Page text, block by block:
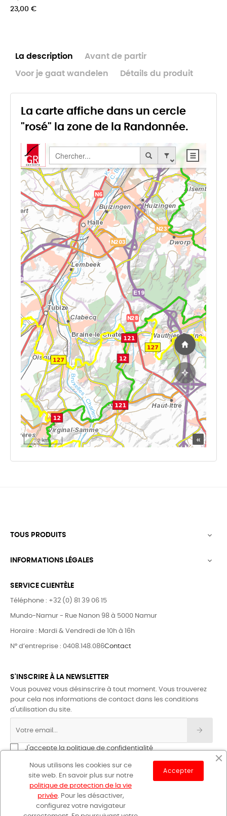
Prix
23,00 €
La description Avant de partir
Voor je gaat wandelen Détails du produit
La carte affiche dans un cercle
"rosé" la zone de la Randonnée.
TOUS PRODUITS 
INFORMATIONS LÉGALES 
SERVICE CLIENTÈLE
Téléphone : +32 (0) 81 39 06 15
Mundo-Namur - Rue Nanon 98 à 5000 Namur
Horaire : Mardi & Vendredi de 10h à 16h
N° d’entreprise : 0408.148.086Contact
S'INSCRIRE À LA NEWSLETTER
Vous pouvez vous désinscrire à tout moment. Vous trouverez
pour cela nos informations de contact dans les conditions
d'utilisation du site.
J'accepte la politique de confidentialité
Nous utilisons les cookies sur ce
site web. En savoir plus sur notre
politique de protection de la vie
privée. Pour les désactiver,
configurez votre navigateur
Accepter